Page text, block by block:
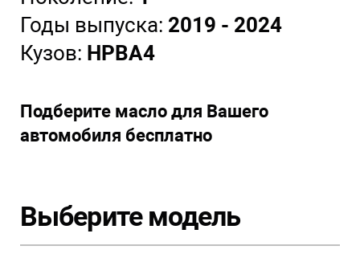
Годы выпуска: 2019 - 2024
Кузов: HPBA4
Подберите масло для Вашего
автомобиля бесплатно
Выберите модель